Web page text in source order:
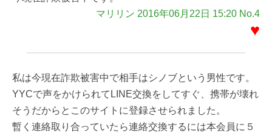
マリリン 2016年06月22日 15:20 No.4
♥
私は今現在詐欺被害中で相手はシノブという男性です。
YYCで声をかけられてLINE交換をしてすぐ、携帯が壊れ
そうだからとこのサイトに登録させられました。
暫く連絡取り合っていたら連絡交換するには本会員に５